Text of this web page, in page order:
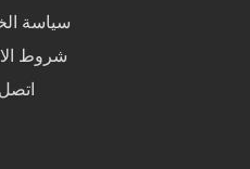
سياسة
شروط